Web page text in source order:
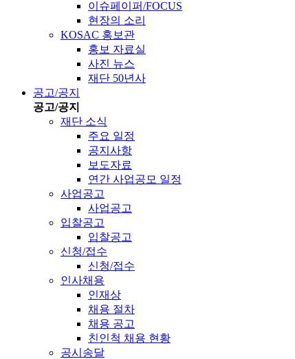
이슈페이퍼/FOCUS
현장의 소리
KOSAC 홍보관
홍보 자료실
사진 뉴스
재단 50년사
공고/공지
공고/공지
재단 소식
주요 일정
공지사항
보도자료
연간 사업공모 일정
사업공고
사업공고
입찰공고
입찰공고
신청/접수
신청/접수
인사채용
인재상
채용 절차
채용 공고
친인척 채용 현황
공시송달